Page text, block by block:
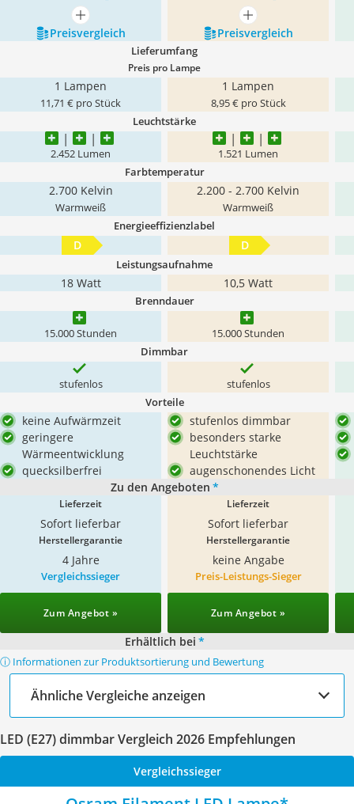
mehr anzeigen
mehr anzeigen
Preis­vergleich
Preis­vergleich
Lieferumfang
Preis pro Lampe
1 Lampen
11,71 € pro Stück
1 Lampen
8,95 € pro Stück
Leuchtstärke
2.452 Lumen 1.521 Lumen
Farbtemperatur
2.700 Kelvin
Warmweiß
2.200 - 2.700 Kelvin
Warmweiß
Energieeffizienzlabel
D D
Leistungsaufnahme
18 Watt 10,5 Watt
Brenndauer
15.000 Stunden 15.000 Stunden
Dimmbar
stufenlos stufenlos
Vorteile
keine Aufwärmzeit
geringere
Wärmeentwicklung
quecksilberfrei
stufenlos dimmbar
besonders starke
Leuchtstärke
augenschonendes Licht
Zu den Angeboten *
Lieferzeit
Sofort lieferbar
Lieferzeit
Sofort lieferbar
Herstellergarantie
4 Jahre
Herstellergarantie
keine Angabe
Vergleichssieger
Zum Angebot »
Preis-Leistungs-Sieger
Zum Angebot »
Erhältlich bei *
ⓘ Informationen zur Produktsortierung und Bewertung
Ähnliche Vergleiche anzeigen
LED (E27) dimmbar Vergleich 2026 Empfehlungen
Vergleichssieger